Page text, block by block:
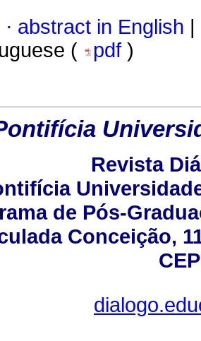
· abstract in English
(
pdf )
Revista
de Pós-
Conceição,